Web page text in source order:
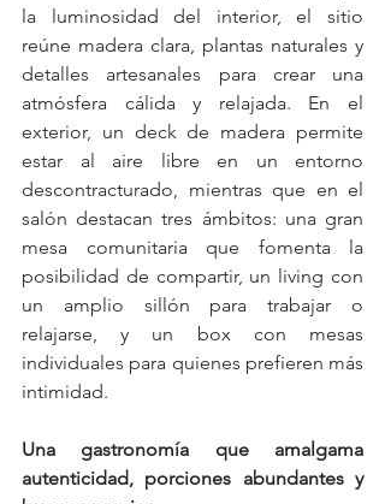
la luminosidad del interior, el sitio
reúne madera clara, plantas naturales y
detalles artesanales para crear una
atmósfera cálida y relajada. En el
exterior, un deck de madera permite
estar al aire libre en un entorno
descontracturado, mientras que en el
salón destacan tres ámbitos: una gran
mesa comunitaria que fomenta la
posibilidad de compartir, un living con
un amplio sillón para trabajar o
relajarse, y un box con mesas
individuales para quienes prefieren más
intimidad.
Una gastronomía que amalgama
autenticidad, porciones abundantes y